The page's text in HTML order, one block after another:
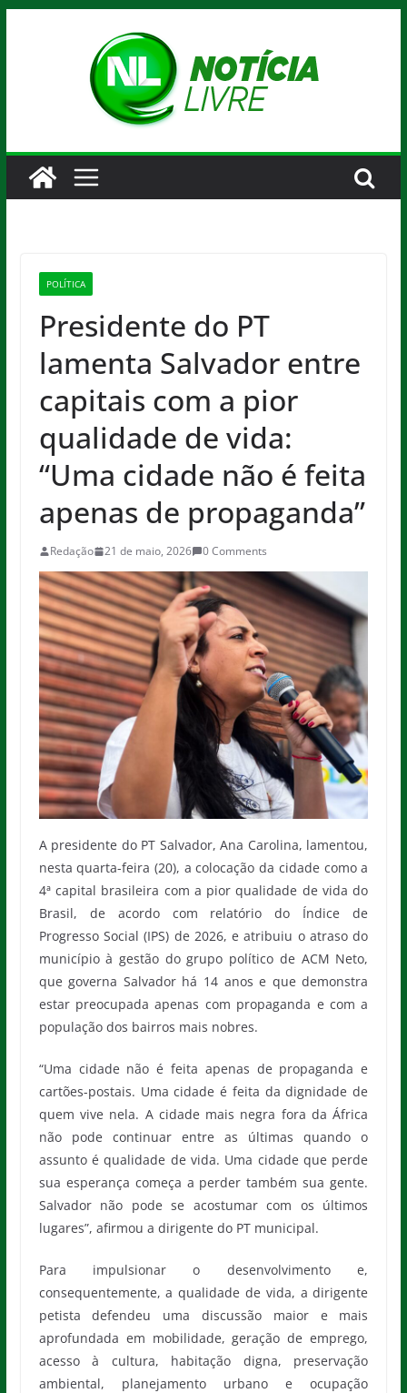
POLÍTICA
Presidente do PT
lamenta Salvador entre
capitais com a pior
qualidade de vida:
“Uma cidade não é feita
apenas de propaganda”
Redação 21 de maio, 2026 0 Comments
A presidente do PT Salvador, Ana Carolina, lamentou,
nesta quarta-feira (20), a colocação da cidade como a
4ª capital brasileira com a pior qualidade de vida do
Brasil, de acordo com relatório do Índice de
Progresso Social (IPS) de 2026, e atribuiu o atraso do
município à gestão do grupo político de ACM Neto,
que governa Salvador há 14 anos e que demonstra
estar preocupada apenas com propaganda e com a
população dos bairros mais nobres.
“Uma cidade não é feita apenas de propaganda e
cartões-postais. Uma cidade é feita da dignidade de
quem vive nela. A cidade mais negra fora da África
não pode continuar entre as últimas quando o
assunto é qualidade de vida. Uma cidade que perde
sua esperança começa a perder também sua gente.
Salvador não pode se acostumar com os últimos
lugares”, afirmou a dirigente do PT municipal.
Para impulsionar o desenvolvimento e,
consequentemente, a qualidade de vida, a dirigente
petista defendeu uma discussão maior e mais
aprofundada em mobilidade, geração de emprego,
acesso à cultura, habitação digna, preservação
ambiental, planejamento urbano e ocupação